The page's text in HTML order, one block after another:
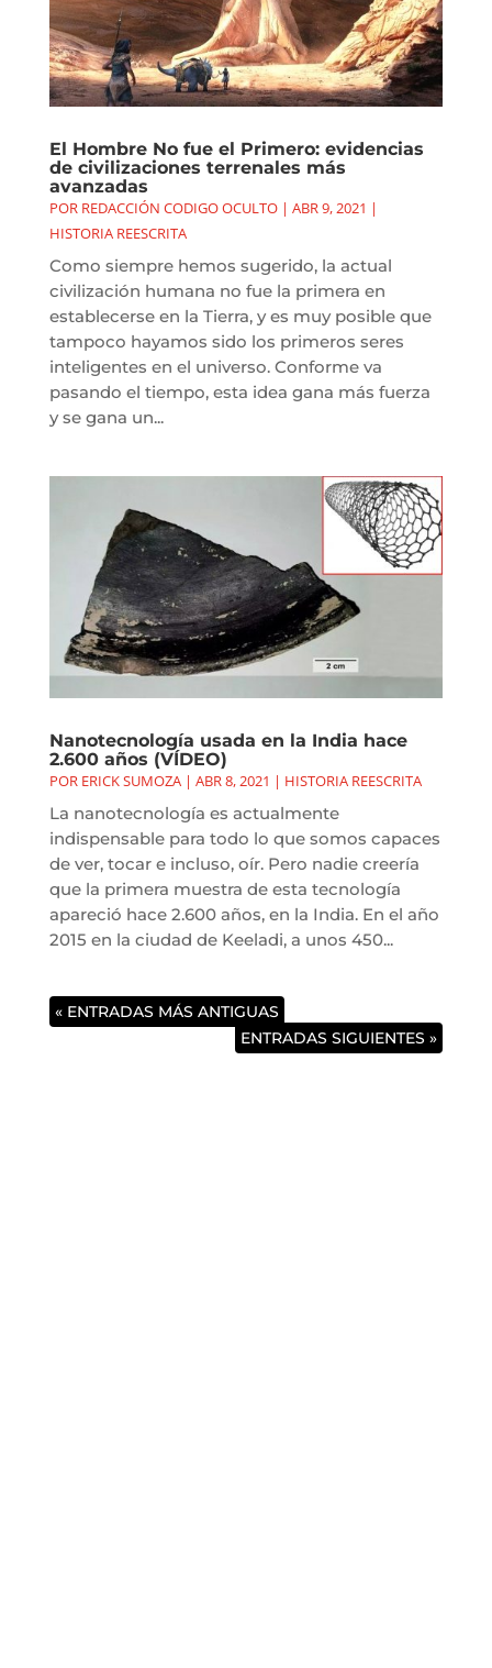
El Hombre No fue el Primero: evidencias
de civilizaciones terrenales más
avanzadas
POR REDACCIÓN CODIGO OCULTO| ABR 9, 2021 |
HISTORIA REESCRITA
Como siempre hemos sugerido, la actual
civilización humana no fue la primera en
establecerse en la Tierra, y es muy posible que
tampoco hayamos sido los primeros seres
inteligentes en el universo. Conforme va
pasando el tiempo, esta idea gana más fuerza
y se gana un...
Nanotecnología usada en la India hace
2.600 años (VÍDEO)
POR ERICK SUMOZA| ABR 8, 2021 | HISTORIA REESCRITA
La nanotecnología es actualmente
indispensable para todo lo que somos capaces
de ver, tocar e incluso, oír. Pero nadie creería
que la primera muestra de esta tecnología
apareció hace 2.600 años, en la India. En el año
2015 en la ciudad de Keeladi, a unos 450...
« ENTRADAS MÁS ANTIGUAS
ENTRADAS SIGUIENTES »